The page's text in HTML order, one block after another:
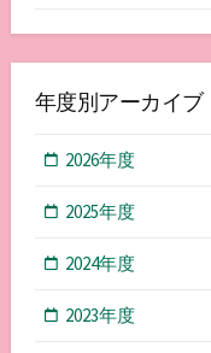
年度別アーカイブ
2026年度
2025年度
2024年度
2023年度